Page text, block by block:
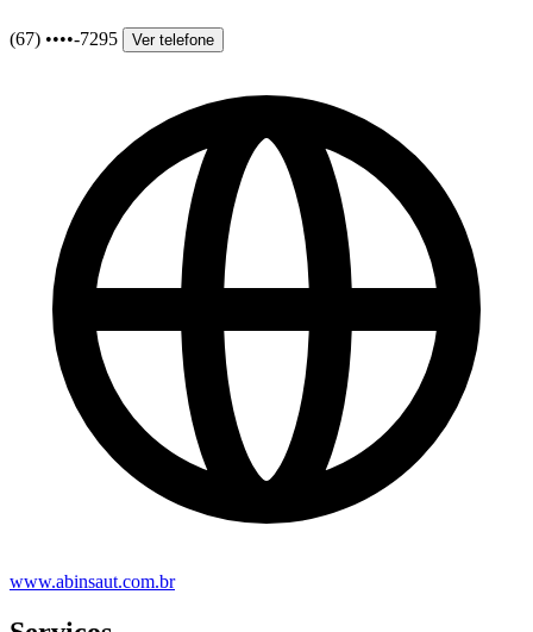
(67) ••••-7295 Ver telefone
www.abinsaut.com.br